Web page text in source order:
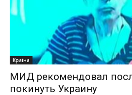
Країна
МИД рекомендовал
покинуть Украину